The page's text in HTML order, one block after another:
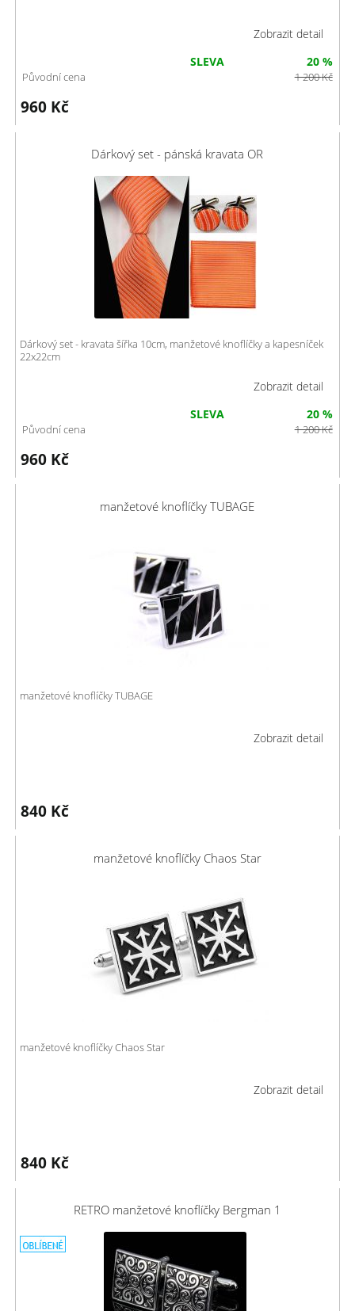
Zobrazit detail
960 Kč
SLEVA 20 %
Původní cena 1 200Kč
Dárkový set - pánská kravata OR
Dárkový set - kravata šířka 10cm, manžetové knoflíčky a kapesníček
22x22cm
Zobrazit detail
960 Kč
SLEVA 20 %
Původní cena 1 200Kč
manžetové knoflíčky TUBAGE
manžetové knoflíčky TUBAGE
Zobrazit detail
840 Kč
manžetové knoflíčky Chaos Star
manžetové knoflíčky Chaos Star
Zobrazit detail
840 Kč
RETRO manžetové knoflíčky Bergman 1